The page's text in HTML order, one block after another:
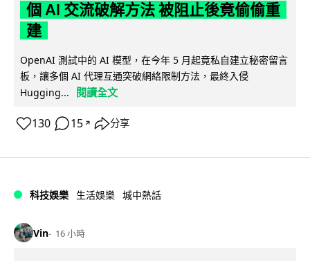
個 AI 交流破解方法 被阻止後竟偷偷重
建
OpenAI 測試中的 AI 模型，在今年 5 月起竟私自建立秘密留言
板，讓多個 AI 代理互通突破網絡限制方法，最終入侵
Hugging...
閱讀全文
130 15 ↗ 分享
科技娛樂 生活娛樂 城中熱話
Vin 16 小時